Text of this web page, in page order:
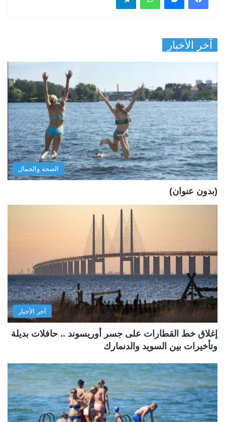
آخر الأخبار
الصحة والجمال
(بدون عنوان)
آخر الأخبار
إغلاق خط القطارات على جسر أوريسوند .. حافلات بديلة
وتأخيرات بين السويد والدنمارك